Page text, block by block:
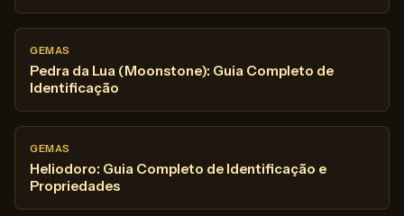
GEMAS
Pedra da Lua (Moonstone): Guia Completo de
Identificação
GEMAS
Heliodoro: Guia Completo de Identificação e
Propriedades